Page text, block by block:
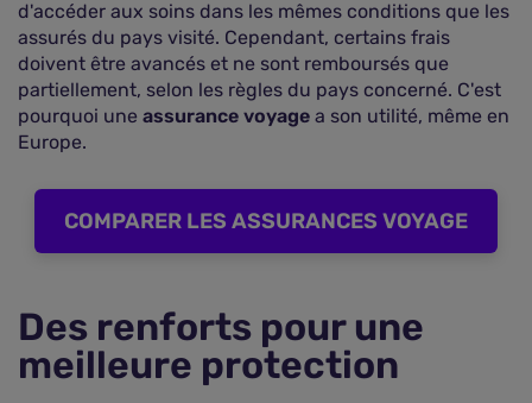
d'accéder aux soins dans les mêmes conditions que les
assurés du pays visité. Cependant, certains frais
doivent être avancés et ne sont remboursés que
partiellement, selon les règles du pays concerné. C'est
pourquoi une assurance voyage a son utilité, même en
Europe.
COMPARER LES ASSURANCES VOYAGE
Des renforts pour une
meilleure protection